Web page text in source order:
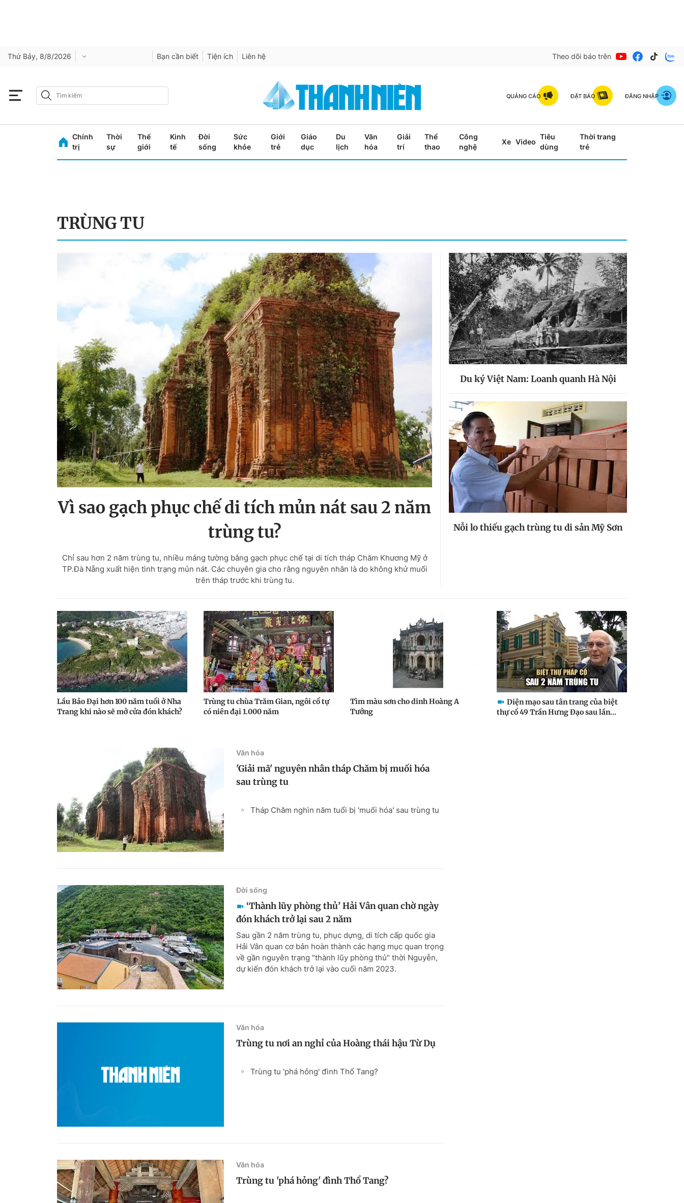
Thứ Bảy, 8/8/2026 Bạn cần biết Tiện ích Liên hệ Theo dõi báo trên
QUẢNG CÁO ĐẶT BÁO ĐĂNG NHẬP
Chính
trị
Thời
sự
Thế
giới
Kinh
tế
Đời
sống
Sức
khỏe
Giới
trẻ
Giáo
dục
Du
lịch
Văn
hóa
Giải
trí
Thể
thao
Công
nghệ
Xe Video
Tiêu
dùng
Thời trang
trẻ
TRÙNG TU
Vì sao gạch phục chế di tích mủn nát sau 2 năm
trùng tu?
Chỉ sau hơn 2 năm trùng tu, nhiều mảng tường bằng gạch phục chế tại di tích tháp Chăm Khương Mỹ ở
TP.Đà Nẵng xuất hiện tình trạng mủn nát. Các chuyên gia cho rằng nguyên nhân là do không khử muối
trên tháp trước khi trùng tu.
Du ký Việt Nam: Loanh quanh Hà Nội
Nỗi lo thiếu gạch trùng tu di sản Mỹ Sơn
Lầu Bảo Đại hơn 100 năm tuổi ở Nha
Trang khi nào sẽ mở cửa đón khách?
Trùng tu chùa Trăm Gian, ngôi cổ tự
có niên đại 1.000 năm
Tìm màu sơn cho dinh Hoàng A
Tưởng
Diện mạo sau tân trang của biệt
thự cổ 49 Trần Hưng Đạo sau lần...
Văn hóa
'Giải mã' nguyên nhân tháp Chăm bị muối hóa
sau trùng tu
Tháp Chăm nghìn năm tuổi bị 'muối hóa' sau trùng tu
Đời sống
‘Thành lũy phòng thủ’ Hải Vân quan chờ ngày
đón khách trở lại sau 2 năm
Sau gần 2 năm trùng tu, phục dựng, di tích cấp quốc gia
Hải Vân quan cơ bản hoàn thành các hạng mục quan trọng
về gần nguyên trạng "thành lũy phòng thủ" thời Nguyễn,
dự kiến đón khách trở lại vào cuối năm 2023.
Văn hóa
Trùng tu nơi an nghỉ của Hoàng thái hậu Từ Dụ
Trùng tu 'phá hỏng' đình Thổ Tang?
Văn hóa
Trùng tu 'phá hỏng' đình Thổ Tang?